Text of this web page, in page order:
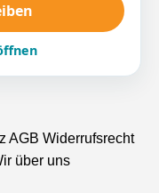
AGB Widerrufsrecht
über uns